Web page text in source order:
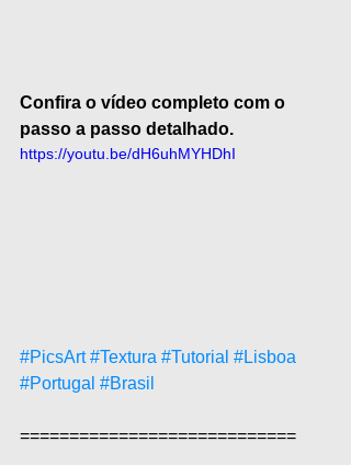
Confira o vídeo completo com o
passo a passo detalhado.
https://youtu.be/dH6uhMYHDhI
#PicsArt #Textura #Tutorial #Lisboa
#Portugal #Brasil
============================